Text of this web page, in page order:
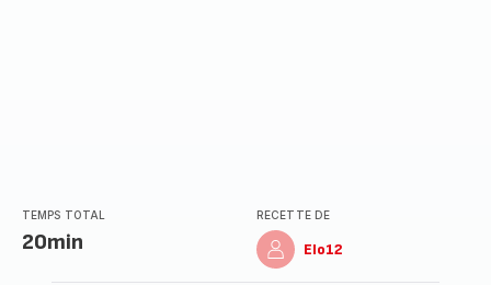
TEMPS TOTAL
20min
RECETTE DE
Elo12